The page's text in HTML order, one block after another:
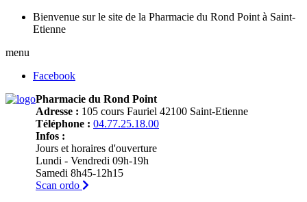
Bienvenue sur le site de la Pharmacie du Rond Point à Saint-
Etienne
menu
Facebook
Pharmacie du Rond Point
Adresse : 105 cours Fauriel 42100 Saint-Etienne
Téléphone : 04.77.25.18.00
Infos :
Jours et horaires d'ouverture
Lundi - Vendredi 09h-19h
Samedi 8h45-12h15
Scan ordo